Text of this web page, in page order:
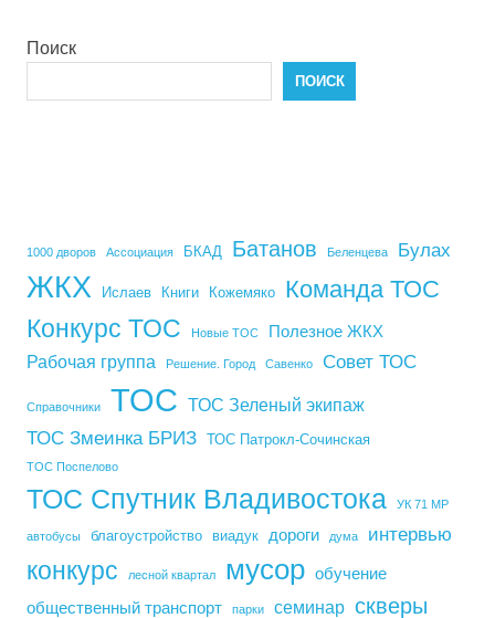
Поиск
ПОИСК
1000 дворов Ассоциация БКАД Батанов Беленцева Булах
ЖКХ Ислаев Книги Кожемяко Команда ТОС
Конкурс ТОС Новые ТОС Полезное ЖКХ
Рабочая группа Решение. Город Савенко Совет ТОС
Справочники ТОС ТОС Зеленый экипаж
ТОС Змеинка БРИЗ ТОС Патрокл-Сочинская
ТОС Поспелово
ТОС Спутник Владивостока УК 71 МР
автобусы благоустройство виадук дороги дума интервью
конкурс лесной квартал мусор обучение
общественный транспорт
парки семинар скверы